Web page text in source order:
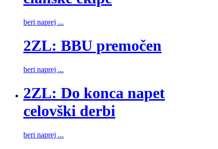
beri naprej ...
2ZL: BBU premočen
beri naprej ...
2ZL: Do konca napet
celovški derbi
beri naprej ...